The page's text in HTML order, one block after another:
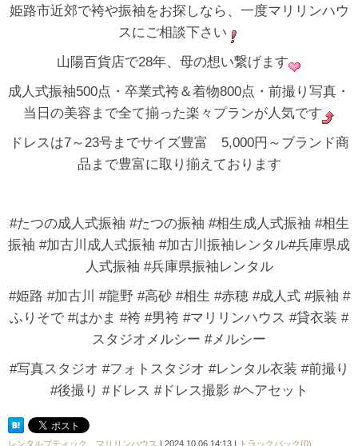
姫路市近郊で袴や振袖をお探しなら、一度マリリンハウ
スにご相談下さい
山陽百貨店で28年、母の想い繋げます
成人式振袖500点・卒業式袴＆着物800点・前撮り写真・
当日の美容まで全て揃った楽々プランが人気です
ドレスは7～23号までサイズ豊富 5,000円～ブランド商
品まで豊富に取り揃えております
#たつの成人式振袖 #たつの振袖 #相生成人式振袖 #相生
振袖 #加古川成人式振袖 #加古川振袖レンタル#兵庫県成
人式振袖 #兵庫県振袖レンタル
#姫路 #加古川 #龍野 #高砂 #相生 #赤穂 #成人式 #振袖 #
ふりそで #はかま #袴 #男袴 #マリリンハウス #貸衣装 #
スタジオメルシー #メルシー
#写真スタジオ #フォトスタジオ #レンタル衣装 #前撮り
#後撮り #ドレス #ドレス撮影 #ヘアセット
レンタルブティック マリリンハウス | 2024.10.06 14:13 | トラックバック(0)